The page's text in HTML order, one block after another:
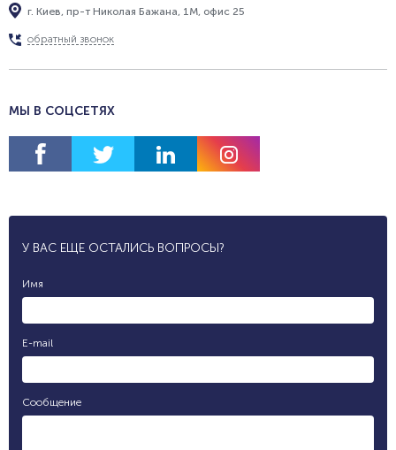
г. Киев, пр-т Николая Бажана, 1М, офис 25
обратный звонок
МЫ В СОЦСЕТЯХ
У ВАС ЕЩЕ ОСТАЛИСЬ ВОПРОСЫ?
Имя
E-mail
Сообщение